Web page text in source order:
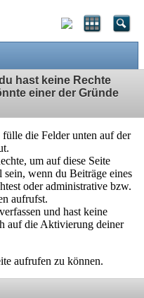
hast keine Rechte
einer der Gründe
die Felder unten auf der
um auf diese Seite
wenn du Beiträge eines
oder administrative bzw.
aufrufst.
und hast keine
auf die Aktivierung deiner
aufrufen zu können.